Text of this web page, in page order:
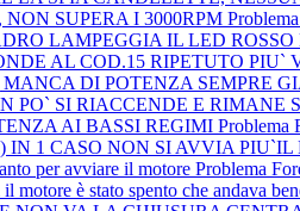
SUPERA I 3000RPM
LAMPEGGIA IL LED ROSSO
AL COD.15 RIPETUTO PIU`
MANCA DI POTENZA SEMPRE
PO` SI RIACCENDE E
AI BASSI REGIMI Problema
1 CASO NON SI AVVIA PIU`IL
per avviare il motore Problema
è stato spento che andava